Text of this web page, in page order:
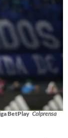
BetPlay Colprensa